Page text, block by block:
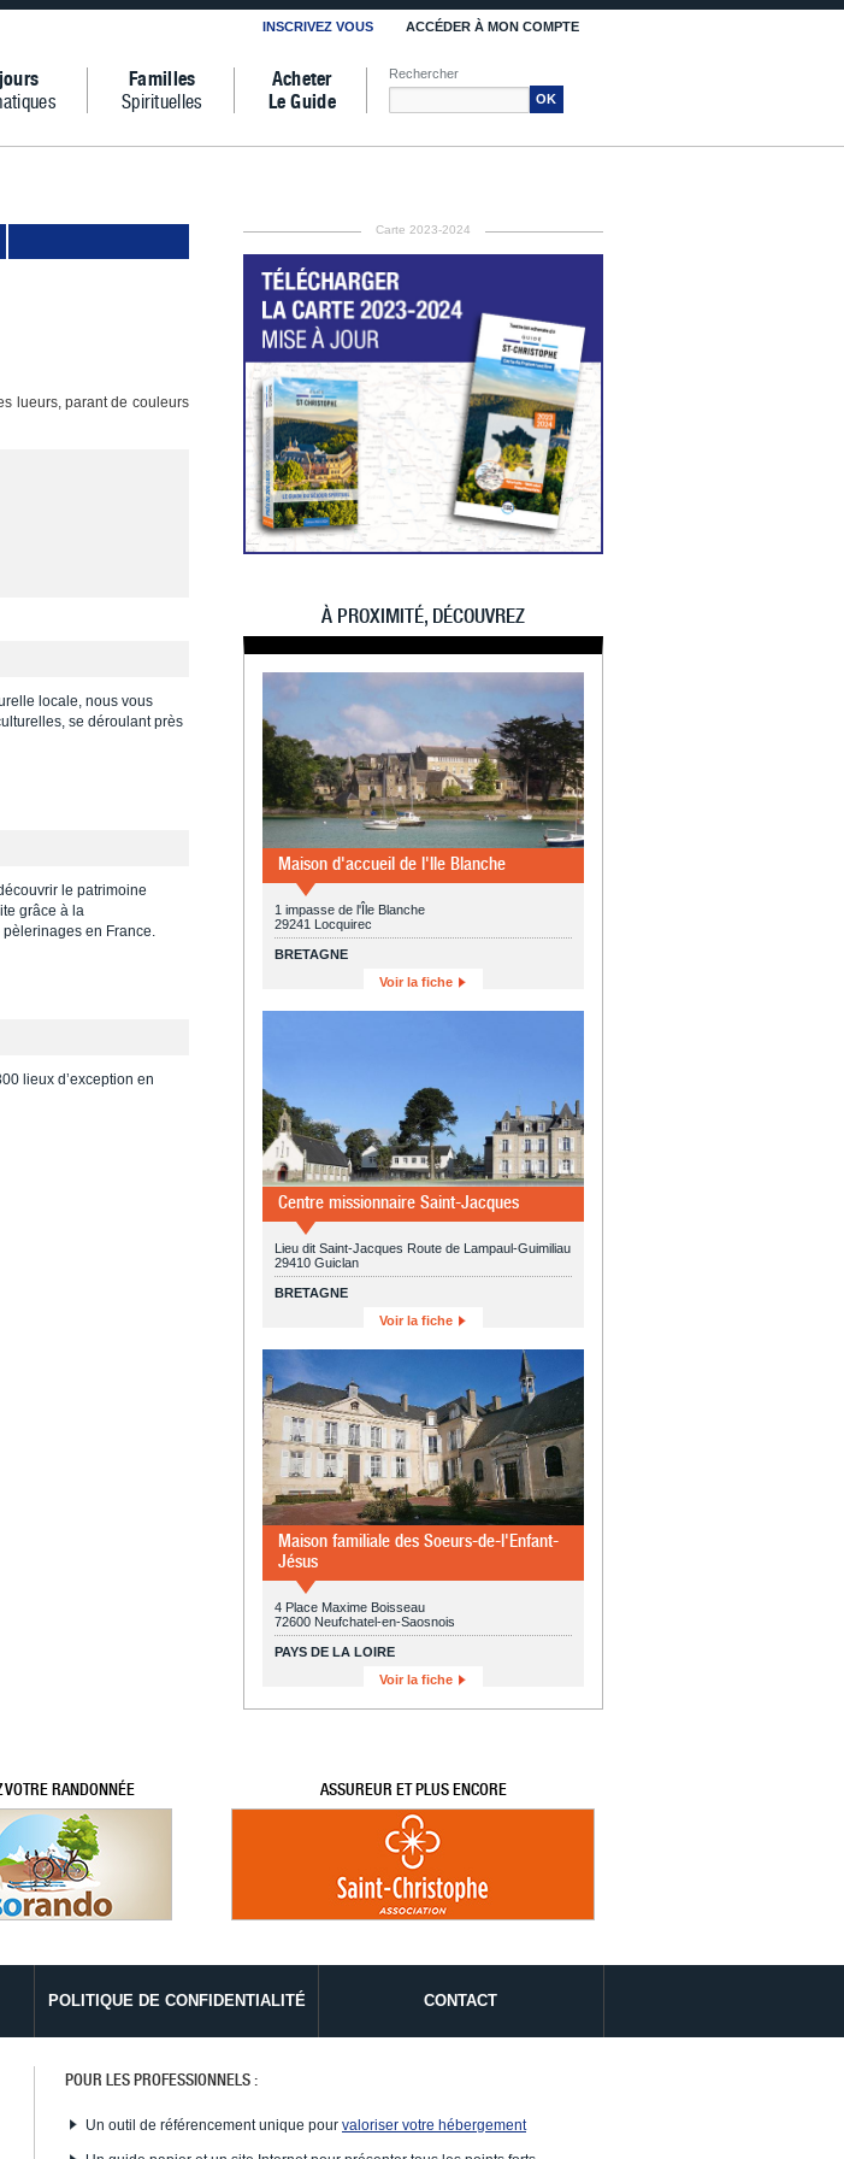
INSCRIVEZ VOUS ACCÉDER À MON COMPTE
Familles
Spirituelles
Acheter
Le Guide
Rechercher
OK
lueurs, parant de couleurs
locale, nous vous
se déroulant près
le patrimoine
grâce à la
en France.
lieux d’exception en
Carte 2023-2024
À PROXIMITÉ, DÉCOUVREZ
Maison d'accueil de l'Ile Blanche
1 impasse de l'Île Blanche
29241 Locquirec
BRETAGNE
Voir la fiche
Centre missionnaire Saint-Jacques
Lieu dit Saint-Jacques Route de Lampaul-Guimiliau
29410 Guiclan
BRETAGNE
Voir la fiche
Maison familiale des Soeurs-de-l'Enfant-
Jésus
4 Place Maxime Boisseau
72600 Neufchatel-en-Saosnois
PAYS DE LA LOIRE
Voir la fiche
VOTRE RANDONNÉE ASSUREUR ET PLUS ENCORE
POLITIQUE DE CONFIDENTIALITÉ CONTACT
POUR LES PROFESSIONNELS :
Un outil de référencement unique pour valoriser votre hébergement